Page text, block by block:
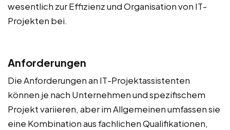
wesentlich zur Effizienz und Organisation von IT-
Projekten bei.
Anforderungen
Die Anforderungen an IT-Projektassistenten
können je nach Unternehmen und spezifischem
Projekt variieren, aber im Allgemeinen umfassen sie
eine Kombination aus fachlichen Qualifikationen,